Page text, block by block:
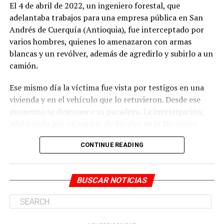
Antes de salir del inmueble con el cuerpo de la víctima,
habrían desplegado acciones para ocultar la evidencia
del crimen.
encargado de conducir el vehículo en el que todos los
procesados trasladaron el cuerpo de la mujer hasta la
zona rural del corregimiento La Buitrera, donde fue
El 4 de abril de 2022, un ingeniero forestal, que
adelantaba trabajos para una empresa pública en San
Andrés de Cuerquía (Antioquia), fue interceptado por
varios hombres, quienes lo amenazaron con armas
blancas y un revólver, además de agredirlo y subirlo a un
camión.
Ese mismo día la víctima fue vista por testigos en una
vivienda y en el vehículo que lo retuvieron. Desde ese
momento se desconoce su paradero. La investigación,
Especializada contra las Violaciones a los Derechos
Humanos, estableció que los responsables de la
organizado (GDO).
Los Mesa que delinquen en el noroccidente antioqueño.
Willington Ortiz Muñoz, alias Willy, para la época de los
CONTINUE READING
BUSCAR NOTICIAS